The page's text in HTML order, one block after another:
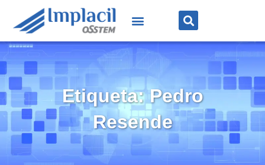
Etiqueta: Pedro
Resende